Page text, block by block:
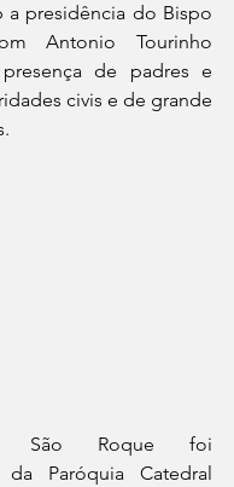
a presidência do Bispo
Antonio Tourinho
de padres e
civis e de grande
São Roque foi
da Paróquia Catedral